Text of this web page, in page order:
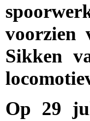
voorzien
Sikken
Op 29